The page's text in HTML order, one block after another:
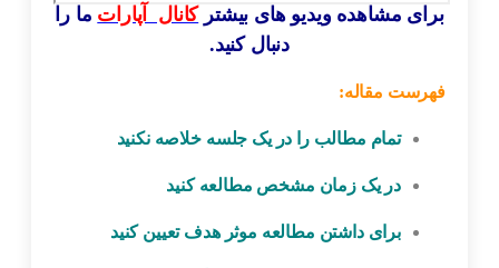
برای مشاهده ویدیو های بیشترکانال آپارات ما را
دنبال کنید.
فهرست مقاله:
تمام مطالب را در یک جلسه خلاصه نکنید
در یک زمان مشخص مطالعه کنید
برای داشتن مطالعه موثر هدف تعیین کنید